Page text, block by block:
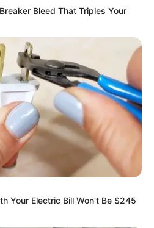
Buying Knee Braces - Do
Bleed That Triples Your
Your Electric Bill Won't Be $245